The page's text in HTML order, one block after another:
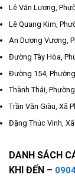
Lê Văn Lương,
Lê Quang Kim,
An Dương Vương,
Đường Tây Hòa,
Đường 154,
Thành Thái,
Trần Văn Giàu, Xã
Đặng Thúc Vinh,
DANH SÁCH
KHI ĐẾN –